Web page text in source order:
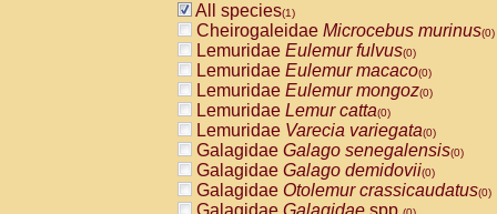
All species(1)
Cheirogaleidae Microcebus murinus(0)
Lemuridae Eulemur fulvus(0)
Lemuridae Eulemur macaco(0)
Lemuridae Eulemur mongoz(0)
Lemuridae Lemur catta(0)
Lemuridae Varecia variegata(0)
Galagidae Galago senegalensis(0)
Galagidae Galago demidovii(0)
Galagidae Otolemur crassicaudatus(0)
Galagidae Galagidae spp.